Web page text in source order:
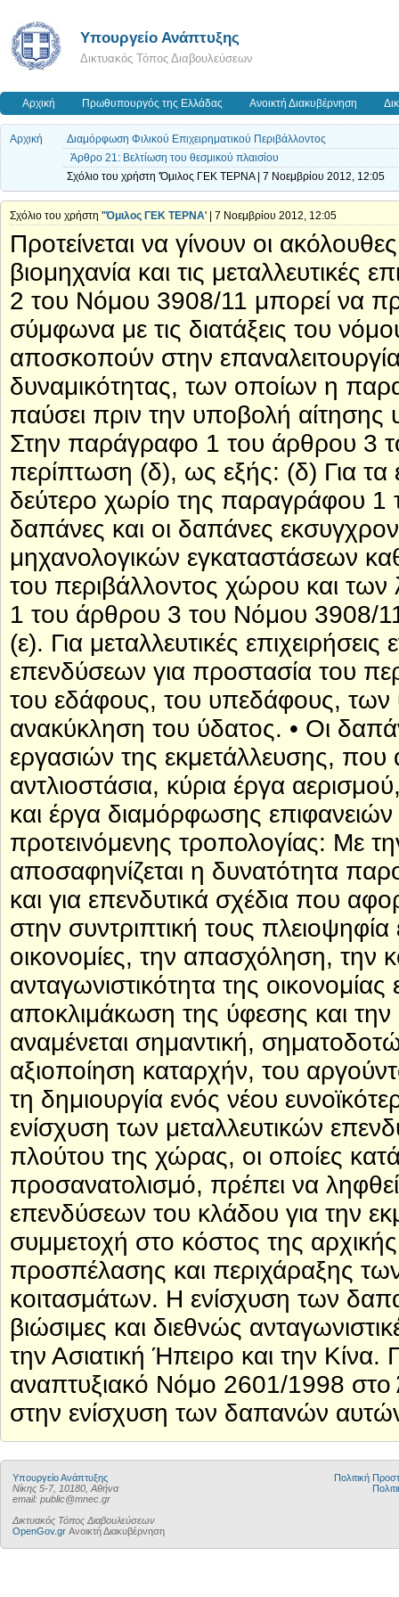
Υπουργείο Ανάπτυξης
Δικτυακός Τόπος Διαβουλεύσεων
Αρχική Πρωθυπουργός της Ελλάδας Ανοικτή Διακυβέρνηση
Αρχική
Διαμόρφωση Φιλικού Επιχειρηματικού Περιβάλλοντος
Άρθρο 21: Βελτίωση του θεσμικού πλαισίου
Σχόλιο του χρήστη 'Όμιλος ΓΕΚ ΤΕΡΝΑ | 7 Νοεμβρίου 2012, 12:05
Σχόλιο του χρήστη ''Όμιλος ΓΕΚ ΤΕΡΝΑ' | 7 Νοεμβρίου 2012, 12:05
Προτείνεται να γίνουν οι
βιομηχανία και τις
2 του Νόμου 3908/11 μπορεί να
σύμφωνα με τις διατάξεις του
αποσκοπούν στην
δυναμικότητας, των οποίων η
παύσει πριν την υποβολή αίτησης
Στην παράγραφο 1 του άρθρου 3
περίπτωση (δ), ως εξής: (δ) Για τα
δεύτερο χωρίο της παραγράφου 1
δαπάνες και οι δαπάνες
μηχανολογικών εγκαταστάσεων
του περιβάλλοντος χώρου και
1 του άρθρου 3 του Νόμου 3908/
(ε). Για μεταλλευτικές
επενδύσεων για προστασία του
του εδάφους, του υπεδάφους, των
ανακύκληση του ύδατος. • Οι
εργασιών της εκμετάλλευσης,
αντλιοστάσια, κύρια έργα
και έργα διαμόρφωσης
προτεινόμενης τροπολογίας: Με
αποσαφηνίζεται η δυνατότητα
και για επενδυτικά σχέδια που
στην συντριπτική τους πλειοψηφία
οικονομίες, την απασχόληση, την
ανταγωνιστικότητα της
αποκλιμάκωση της ύφεσης και την
αναμένεται σημαντική,
αξιοποίηση καταρχήν, του
τη δημιουργία ενός νέου
ενίσχυση των μεταλλευτικών
πλούτου της χώρας, οι οποίες
προσανατολισμό, πρέπει να
επενδύσεων του κλάδου για την
συμμετοχή στο κόστος της
προσπέλασης και περιχάραξης
κοιτασμάτων. Η ενίσχυση των
βιώσιμες και διεθνώς
την Ασιατική Ήπειρο και την
αναπτυξιακό Νόμο 2601/1998 στο
στην ενίσχυση των δαπανών
Υπουργείο Ανάπτυξης
Νίκης 5-7, 10180, Αθήνα
email: public@mnec.gr
Δικτυακός Τόπος Διαβουλεύσεων
OpenGov.gr Ανοικτή Διακυβέρνηση
Πολιτική